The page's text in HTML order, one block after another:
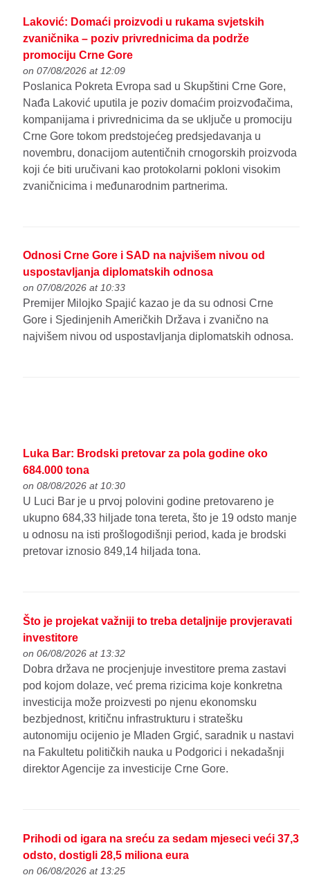
Laković: Domaći proizvodi u rukama svjetskih
zvaničnika – poziv privrednicima da podrže
promociju Crne Gore
on 07/08/2026 at 12:09
Poslanica Pokreta Evropa sad u Skupštini Crne Gore,
Nađa Laković uputila je poziv domaćim proizvođačima,
kompanijama i privrednicima da se uključe u promociju
Crne Gore tokom predstojećeg predsjedavanja u
novembru, donacijom autentičnih crnogorskih proizvoda
koji će biti uručivani kao protokolarni pokloni visokim
zvaničnicima i međunarodnim partnerima.
Odnosi Crne Gore i SAD na najvišem nivou od
uspostavljanja diplomatskih odnosa
on 07/08/2026 at 10:33
Premijer Milojko Spajić kazao je da su odnosi Crne
Gore i Sjedinjenih Američkih Država i zvanično na
najvišem nivou od uspostavljanja diplomatskih odnosa.
Luka Bar: Brodski pretovar za pola godine oko
684.000 tona
on 08/08/2026 at 10:30
U Luci Bar je u prvoj polovini godine pretovareno je
ukupno 684,33 hiljade tona tereta, što je 19 odsto manje
u odnosu na isti prošlogodišnji period, kada je brodski
pretovar iznosio 849,14 hiljada tona.
Što je projekat važniji to treba detaljnije provjeravati
investitore
on 06/08/2026 at 13:32
Dobra država ne procjenjuje investitore prema zastavi
pod kojom dolaze, već prema rizicima koje konkretna
investicija može proizvesti po njenu ekonomsku
bezbjednost, kritičnu infrastrukturu i stratešku
autonomiju ocijenio je Mladen Grgić, saradnik u nastavi
na Fakultetu političkih nauka u Podgorici i nekadašnji
direktor Agencije za investicije Crne Gore.
Prihodi od igara na sreću za sedam mjeseci veći 37,3
odsto, dostigli 28,5 miliona eura
on 06/08/2026 at 13:25